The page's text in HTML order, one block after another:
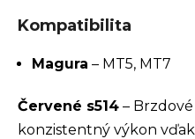
Kompatibilita
Magura – MT5, MT7
Červené s514 –
konzistentný výkon